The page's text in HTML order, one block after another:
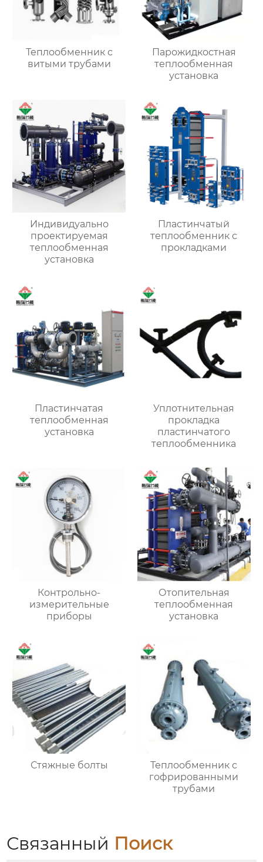
Теплообменник с
витыми трубами
Парожидкостная
теплообменная
установка
Индивидуально
проектируемая
теплообменная
установка
Пластинчатый
теплообменник с
прокладками
Пластинчатая
теплообменная
установка
Уплотнительная
прокладка
пластинчатого
теплообменника
Контрольно-
измерительные
приборы
Отопительная
теплообменная
установка
Стяжные болты
Теплообменник с
гофрированными
трубами
Связанный Поиск